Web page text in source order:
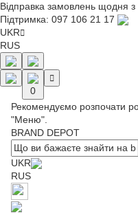
Відправка замовлень щодня з
Підтримка: 097 106 21 17
UKR
RUS
0
Рекомендуємо розпочати
"Меню".
BRAND DEPOT
UKR
RUS